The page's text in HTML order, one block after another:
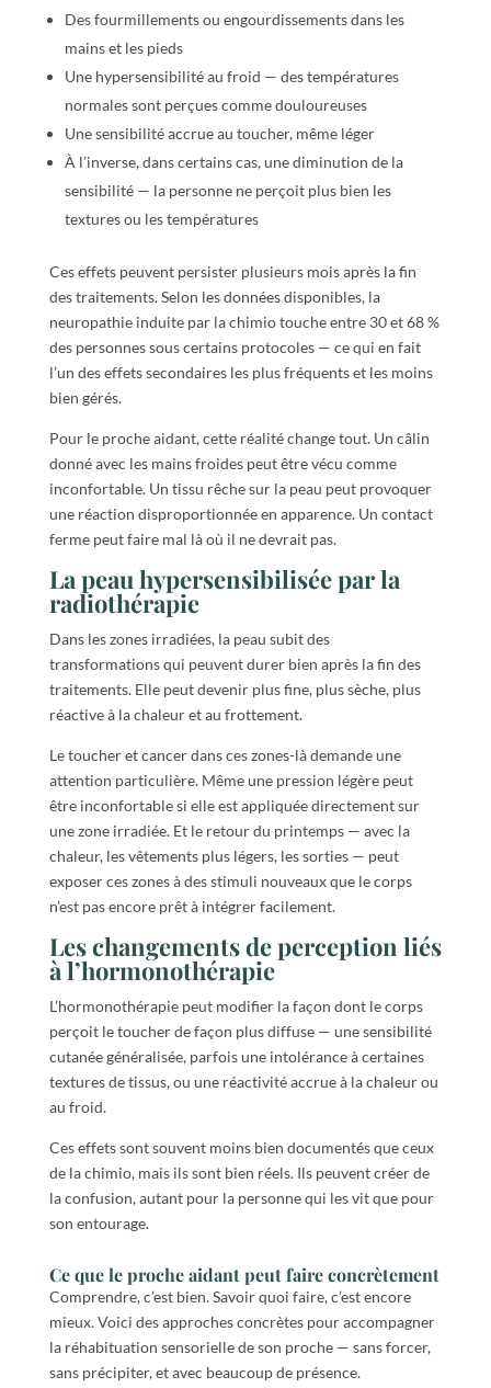
Des fourmillements ou engourdissements dans les
mains et les pieds
Une hypersensibilité au froid — des températures
normales sont perçues comme douloureuses
Une sensibilité accrue au toucher, même léger
À l’inverse, dans certains cas, une diminution de la
sensibilité — la personne ne perçoit plus bien les
textures ou les températures
Ces effets peuvent persister plusieurs mois après la fin
des traitements. Selon les données disponibles, la
neuropathie induite par la chimio touche entre 30 et 68 %
des personnes sous certains protocoles — ce qui en fait
l’un des effets secondaires les plus fréquents et les moins
bien gérés.
Pour le proche aidant, cette réalité change tout. Un câlin
donné avec les mains froides peut être vécu comme
inconfortable. Un tissu rêche sur la peau peut provoquer
une réaction disproportionnée en apparence. Un contact
ferme peut faire mal là où il ne devrait pas.
La peau hypersensibilisée par la
radiothérapie
Dans les zones irradiées, la peau subit des
transformations qui peuvent durer bien après la fin des
traitements. Elle peut devenir plus fine, plus sèche, plus
réactive à la chaleur et au frottement.
Le toucher et cancer dans ces zones-là demande une
attention particulière. Même une pression légère peut
être inconfortable si elle est appliquée directement sur
une zone irradiée. Et le retour du printemps — avec la
chaleur, les vêtements plus légers, les sorties — peut
exposer ces zones à des stimuli nouveaux que le corps
n’est pas encore prêt à intégrer facilement.
Les changements de perception liés
à l’hormonothérapie
L’hormonothérapie peut modifier la façon dont le corps
perçoit le toucher de façon plus diffuse — une sensibilité
cutanée généralisée, parfois une intolérance à certaines
textures de tissus, ou une réactivité accrue à la chaleur ou
au froid.
Ces effets sont souvent moins bien documentés que ceux
de la chimio, mais ils sont bien réels. Ils peuvent créer de
la confusion, autant pour la personne qui les vit que pour
son entourage.
Ce que le proche aidant peut faire concrètement
Comprendre, c’est bien. Savoir quoi faire, c’est encore
mieux. Voici des approches concrètes pour accompagner
la réhabituation sensorielle de son proche — sans forcer,
sans précipiter, et avec beaucoup de présence.